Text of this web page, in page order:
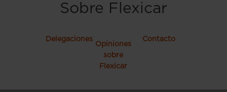
Sobre Flexicar
Delegaciones
Opiniones
sobre
Flexicar
Contacto